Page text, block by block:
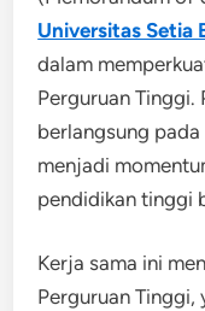
Universitas Setia
dalam
Perguruan Tinggi.
berlangsung
menjadi
pendidikan tinggi
Kerja sama ini
Perguruan Tinggi,